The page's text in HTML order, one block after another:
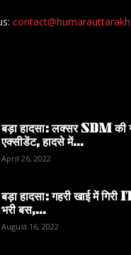
बड़ा हादसा: लक्सर SDM की
एक्सीडेंट, हादसे में...
April 26, 2022
बड़ा हादसा: गहरी खाई में
भरी बस,...
August 16, 2022